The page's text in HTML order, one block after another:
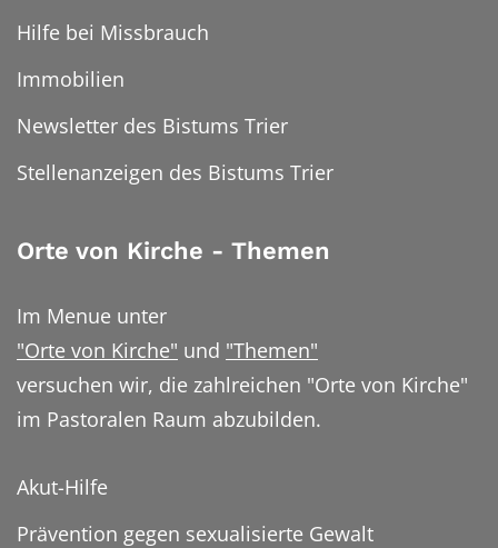
Hilfe bei Missbrauch
Immobilien
Newsletter des Bistums Trier
Stellenanzeigen des Bistums Trier
Orte von Kirche - Themen
Im Menue unter
"Orte von Kirche" und "Themen"
versuchen wir, die zahlreichen "Orte von Kirche"
im Pastoralen Raum abzubilden.
Akut-Hilfe
Prävention gegen sexualisierte Gewalt